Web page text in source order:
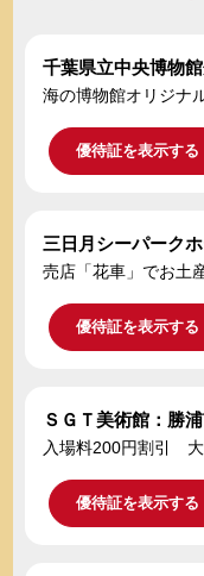
千葉県立中央博物
海の博物館オリジナ
優待証を表示する
三日月シーパーク
売店「花車」でお土
優待証を表示する
ＳＧＴ美術館：勝
入場料200円割引
優待証を表示する